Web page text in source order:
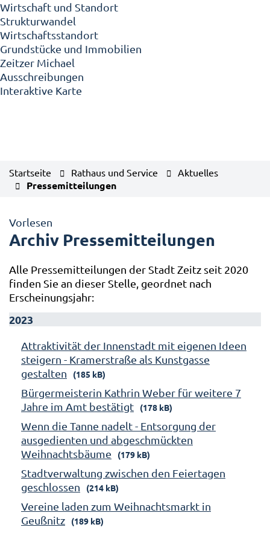
Wirtschaft und Standort
Strukturwandel
Wirtschaftsstandort
Grundstücke und Immobilien
Zeitzer Michael
Ausschreibungen
Interaktive Karte
Startseite Rathaus und Service Aktuelles
Pressemitteilungen
Vorlesen
Archiv Pressemitteilungen
Alle Pressemitteilungen der Stadt Zeitz seit 2020
finden Sie an dieser Stelle, geordnet nach
Erscheinungsjahr:
2023
Attraktivität der Innenstadt mit eigenen Ideen
steigern - Kramerstraße als Kunstgasse
gestalten
(185 kB)
Bürgermeisterin Kathrin Weber für weitere 7
Jahre im Amt bestätigt
(178 kB)
Wenn die Tanne nadelt - Entsorgung der
ausgedienten und abgeschmückten
Weihnachtsbäume
(179 kB)
Stadtverwaltung zwischen den Feiertagen
geschlossen
(214 kB)
Vereine laden zum Weihnachtsmarkt in
Geußnitz
(189 kB)